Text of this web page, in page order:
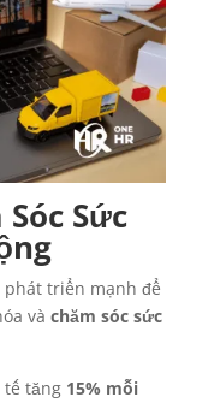
Sức
triển mạnh để
và chăm sóc sức
tế tăng 15% mỗi